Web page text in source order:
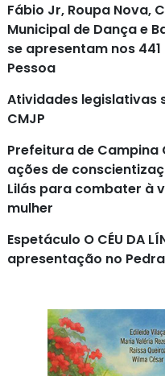
Fábio Jr, Roupa Nova,
Municipal de Dança e
se apresentam nos
Pessoa
Atividades legislativas
CMJP
Prefeitura de Campina
ações de
Lilás para combater à
mulher
Espetáculo O CÉU DA
apresentação no